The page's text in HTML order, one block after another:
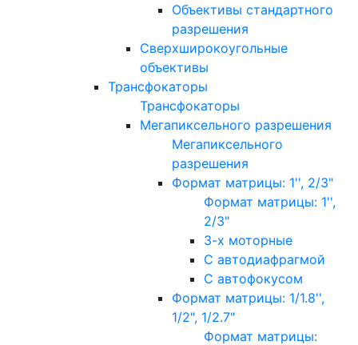
Объективы стандартного
разрешения
Сверхширокоугольные
объективы
Трансфокаторы
Трансфокаторы
Мегапиксельного разрешения
Мегапиксельного
разрешения
Формат матрицы: 1'', 2/3"
Формат матрицы: 1'',
2/3"
3-х моторные
С автодиафрагмой
С автофокусом
Формат матрицы: 1/1.8'',
1/2", 1/2.7"
Формат матрицы: